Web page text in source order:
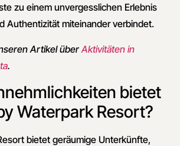
zu einem unvergesslichen Erlebnis
Authentizität miteinander verbindet.
Artikel überAktivitäten in
.
bietet
Waterpark Resort?
bietet geräumige Unterkünfte,